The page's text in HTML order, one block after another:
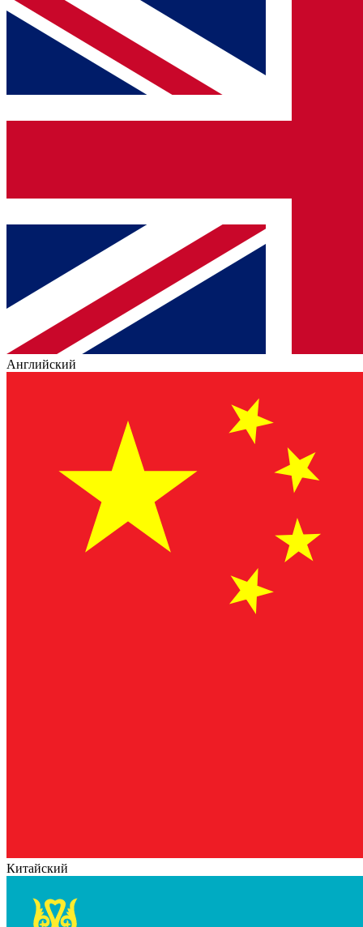
Английский
Китайский